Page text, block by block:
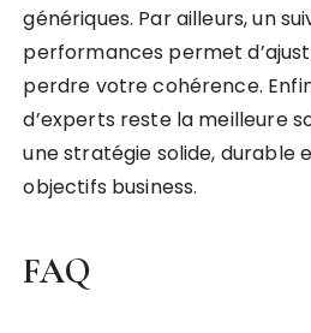
génériques. Par ailleurs, un
performances permet
perdre votre cohérence.
d’experts reste la meilleure
une stratégie solide, durable
objectifs business.
FAQ